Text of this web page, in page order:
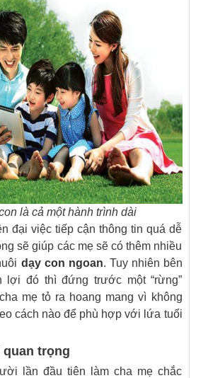
là cả một hành trình dài
đại việc tiếp cận thông tin quá dễ
sẽ giúp các mẹ sẽ có thêm nhiều
dạy con ngoan. Tuy nhiên bên
lợi đó thì đứng trước một “rừng”
mẹ tỏ ra hoang mang vì không
cách nào để phù hợp với lứa tuổi
quan trọng
lần đầu tiên làm cha mẹ chắc